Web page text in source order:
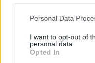
Personal Data
I want to opt-out of
personal data.
Opted In
Χρόνια μια στεριά
Χρόνια
Χρόνια η αγάπη